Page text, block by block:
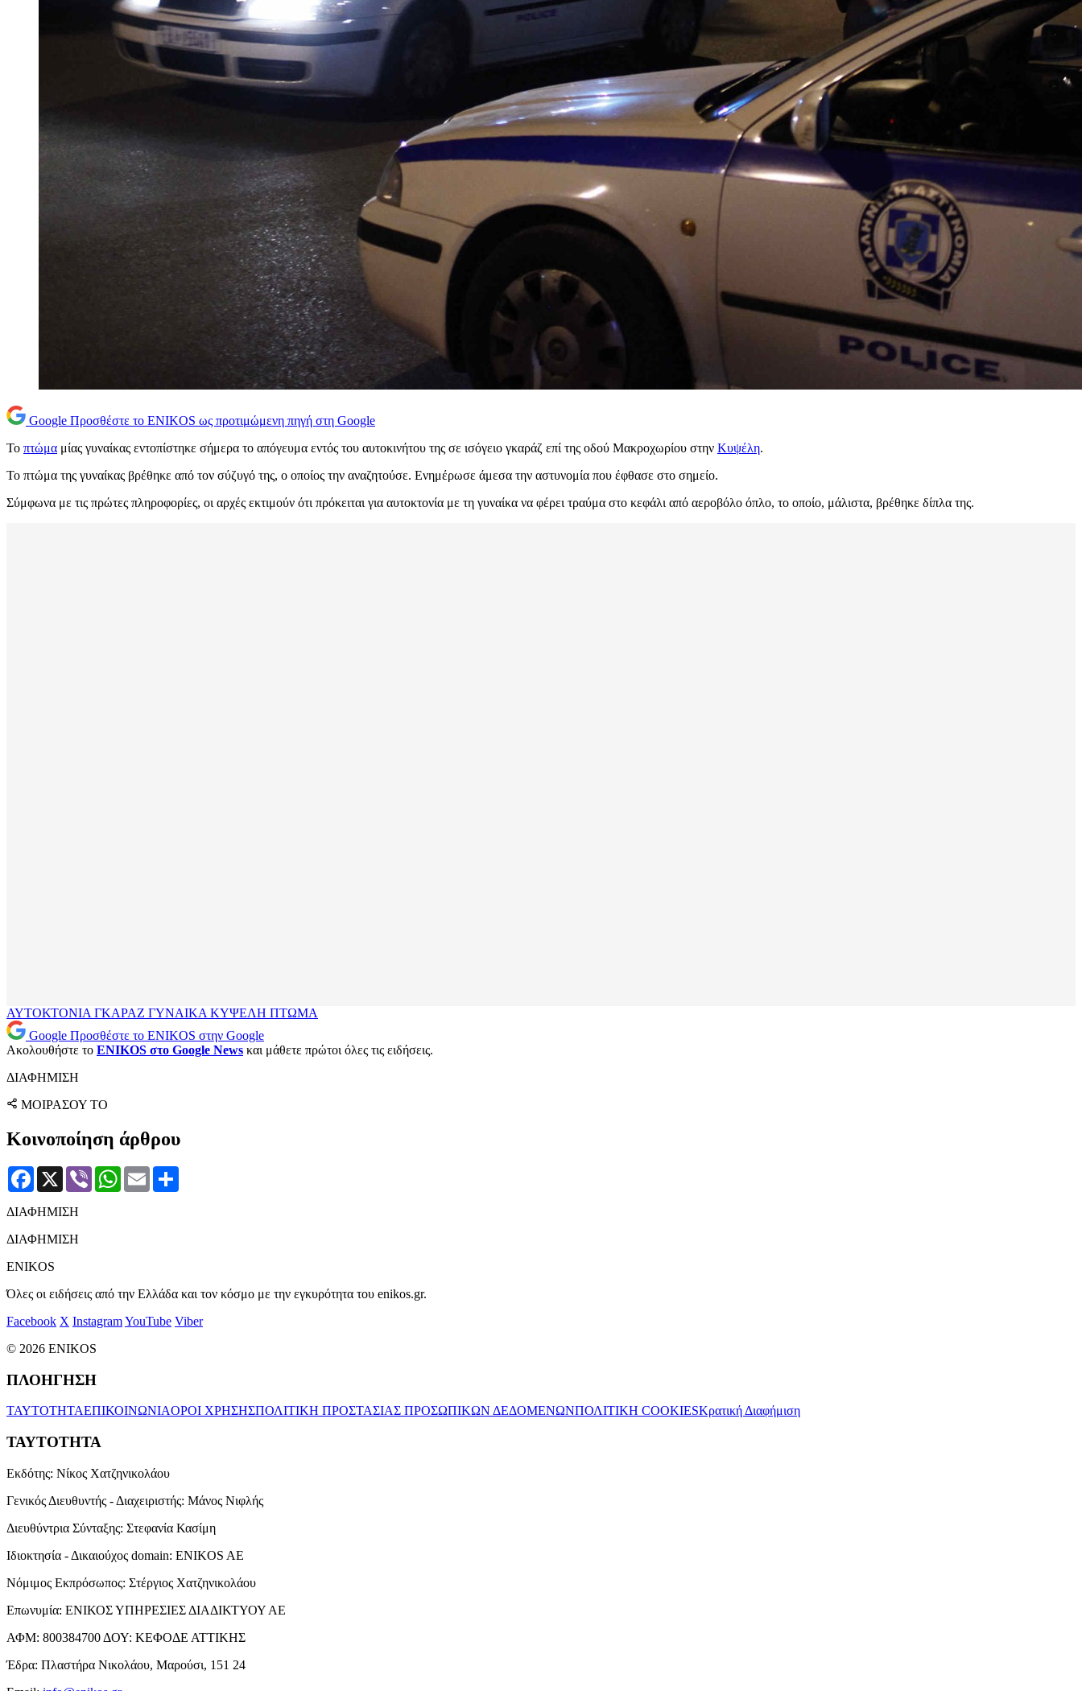
Google Προσθέστε το ENIKOS ως προτιμώμενη πηγή στη Google
Το πτώμα μίας γυναίκας εντοπίστηκε σήμερα το απόγευμα εντός του αυτοκινήτου της σε ισόγειο γκαράζ επί της οδού Μακροχωρίου στην Κυψέλη.
Το πτώμα της γυναίκας βρέθηκε από τον σύζυγό της, ο οποίος την αναζητούσε. Ενημέρωσε άμεσα την αστυνομία που έφθασε στο σημείο.
Σύμφωνα με τις πρώτες πληροφορίες, οι αρχές εκτιμούν ότι πρόκειται για αυτοκτονία με τη γυναίκα να φέρει τραύμα στο κεφάλι από αεροβόλο όπλο, το οποίο, μάλιστα, βρέθηκε δίπλα της.
ΑΥΤΟΚΤΟΝΙΑ ΓΚΑΡΑΖ ΓΥΝΑΙΚΑ ΚΥΨΕΛΗ ΠΤΩΜΑ
Google Προσθέστε το ENIKOS στην Google
Ακολουθήστε το ENIKOS στο Google News και μάθετε πρώτοι όλες τις ειδήσεις.
ΔΙΑΦΗΜΙΣΗ
ΜΟΙΡΑΣΟΥ ΤΟ
Κοινοποίηση άρθρου
Facebook
X Viber WhatsApp
Email
ΔΙΑΦΗΜΙΣΗ
ΔΙΑΦΗΜΙΣΗ
ENIKOS
Όλες οι ειδήσεις από την Ελλάδα και τον κόσμο με την εγκυρότητα του enikos.gr.
Facebook X InstagramYouTube Viber
© 2026 ENIKOS
ΠΛΟΗΓΗΣΗ
ΤΑΥΤΟΤΗΤΑΕΠΙΚΟΙΝΩΝΙΑΟΡΟΙ ΧΡΗΣΗΣΠΟΛΙΤΙΚΗ ΠΡΟΣΤΑΣΙΑΣ ΠΡΟΣΩΠΙΚΩΝ ΔΕΔΟΜΕΝΩΝΠΟΛΙΤΙΚΗ COOKIESΚρατική Διαφήμιση
ΤΑΥΤΟΤΗΤΑ
Εκδότης: Νίκος Χατζηνικολάου
Γενικός Διευθυντής - Διαχειριστής: Μάνος Νιφλής
Διευθύντρια Σύνταξης: Στεφανία Κασίμη
Ιδιοκτησία - Δικαιούχος domain: ENIKOS AE
Νόμιμος Εκπρόσωπος: Στέργιος Χατζηνικολάου
Επωνυμία: ΕΝΙΚΟΣ ΥΠΗΡΕΣΙΕΣ ΔΙΑΔΙΚΤΥΟΥ ΑΕ
ΑΦΜ: 800384700 ΔΟΥ: ΚΕΦΟΔΕ ΑΤΤΙΚΗΣ
Έδρα: Πλαστήρα Νικολάου, Μαρούσι, 151 24